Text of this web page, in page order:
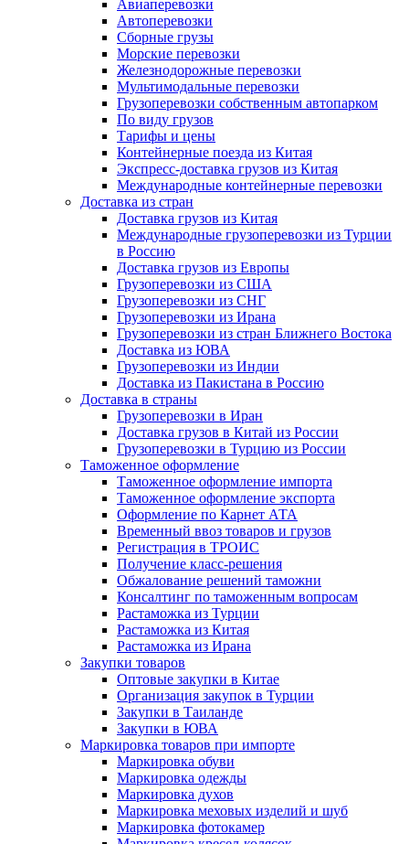
Авиаперевозки
Автоперевозки
Сборные грузы
Морские перевозки
Железнодорожные перевозки
Мультимодальные перевозки
Грузоперевозки собственным автопарком
По виду грузов
Тарифы и цены
Контейнерные поезда из Китая
Экспресс-доставка грузов из Китая
Международные контейнерные перевозки
Доставка из стран
Доставка грузов из Китая
Международные грузоперевозки из Турции
в Россию
Доставка грузов из Европы
Грузоперевозки из США
Грузоперевозки из СНГ
Грузоперевозки из Ирана
Грузоперевозки из стран Ближнего Востока
Доставка из ЮВА
Грузоперевозки из Индии
Доставка из Пакистана в Россию
Доставка в страны
Грузоперевозки в Иран
Доставка грузов в Китай из России
Грузоперевозки в Турцию из России
Таможенное оформление
Таможенное оформление импорта
Таможенное оформление экспорта
Оформление по Карнет АТА
Временный ввоз товаров и грузов
Регистрация в ТРОИС
Получение класс-решения
Обжалование решений таможни
Консалтинг по таможенным вопросам
Растаможка из Турции
Растаможка из Китая
Растаможка из Ирана
Закупки товаров
Оптовые закупки в Китае
Организация закупок в Турции
Закупки в Таиланде
Закупки в ЮВА
Маркировка товаров при импорте
Маркировка обуви
Маркировка одежды
Маркировка духов
Маркировка меховых изделий и шуб
Маркировка фотокамер